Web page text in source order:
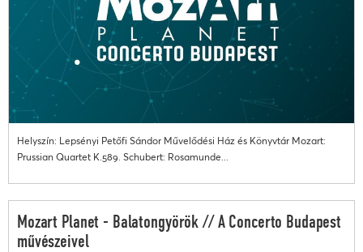
Helyszín: Lepsényi Petőfi Sándor Művelődési Ház és Könyvtár Mozart:
Prussian Quartet K.589. Schubert: Rosamunde...
Mozart Planet - Balatongyörök // A Concerto Budapest
művészeivel